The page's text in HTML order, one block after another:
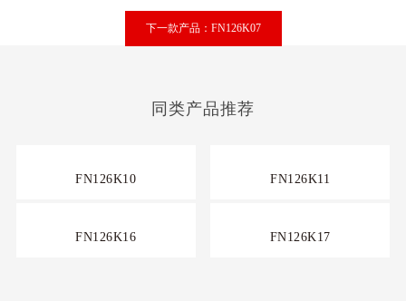
下一款产品：FN126K07
同类产品推荐
FN126K10 FN126K11
FN126K16 FN126K17